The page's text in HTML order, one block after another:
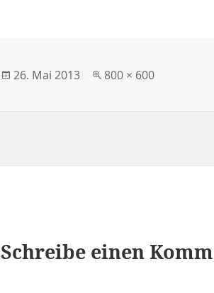
Veröffentlicht
26. Mai 2013
Volle
800 × 600
Schreibe einen